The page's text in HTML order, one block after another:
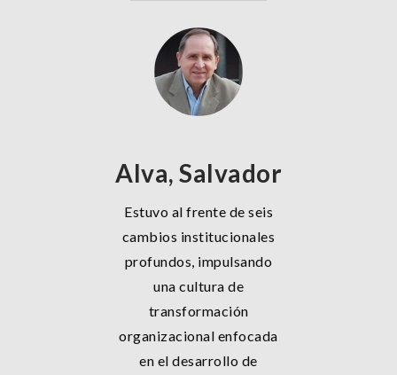
Alva, Salvador
Estuvo al frente de seis
cambios institucionales
profundos, impulsando
una cultura de
transformación
organizacional enfocada
en el desarrollo de